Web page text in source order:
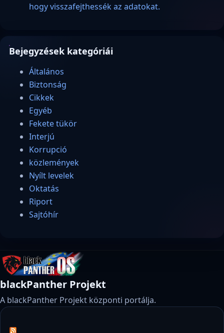
hogy visszafejthessék az adatokat.
Bejegyzések kategóriái
Általános
Biztonság
Cikkek
Egyéb
Fekete tükör
Interjú
Korrupció
közlemények
Nyílt levelek
Oktatás
Riport
Sajtóhír
blackPanther Projekt
A blackPanther Projekt központi portálja.